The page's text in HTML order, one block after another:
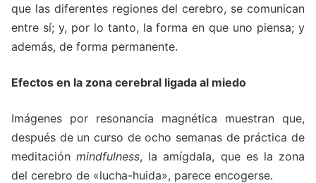
que las diferentes regiones del cerebro, se comunican
entre sí; y, por lo tanto, la forma en que uno piensa; y
además, de forma permanente.
Efectos en la zona cerebral ligada al miedo
Imágenes por resonancia magnética muestran que,
después de un curso de ocho semanas de práctica de
meditaciónmindfulness, la amígdala, que es la zona
del cerebro de «lucha-huida», parece encogerse.